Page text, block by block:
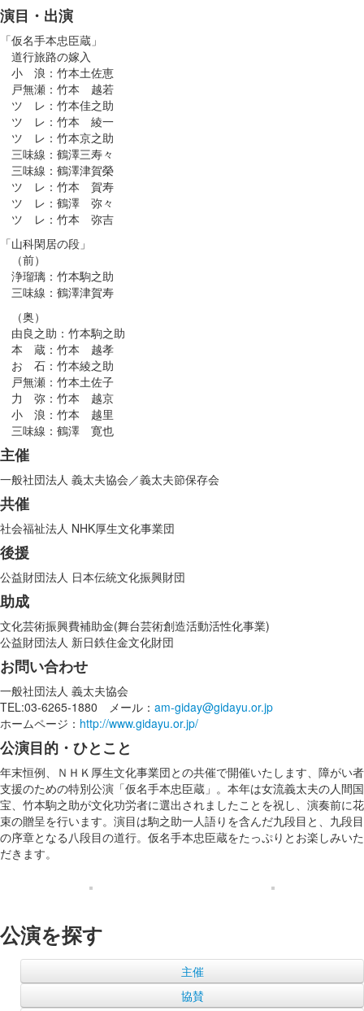
演目・出演
「仮名手本忠臣蔵」
道行旅路の嫁入
小 浪：竹本土佐恵
戸無瀬：竹本 越若
ツ レ：竹本佳之助
ツ レ：竹本 綾一
ツ レ：竹本京之助
三味線：鶴澤三寿々
三味線：鶴澤津賀榮
ツ レ：竹本 賀寿
ツ レ：鶴澤 弥々
ツ レ：竹本 弥吉
「山科閑居の段」
（前）
浄瑠璃：竹本駒之助
三味線：鶴澤津賀寿
（奥）
由良之助：竹本駒之助
本 蔵：竹本 越孝
お 石：竹本綾之助
戸無瀬：竹本土佐子
力 弥：竹本 越京
小 浪：竹本 越里
三味線：鶴澤 寛也
主催
一般社団法人 義太夫協会／義太夫節保存会
共催
社会福祉法人 NHK厚生文化事業団
後援
公益財団法人 日本伝統文化振興財団
助成
文化芸術振興費補助金(舞台芸術創造活動活性化事業)
公益財団法人 新日鉄住金文化財団
お問い合わせ
一般社団法人 義太夫協会
TEL:03-6265-1880 メール： am-giday@gidayu.or.jp
ホームページ： http://www.gidayu.or.jp/
公演目的・ひとこと
年末恒例、ＮＨＫ厚生文化事業団との共催で開催いたします、障がい者
支援のための特別公演「仮名手本忠臣蔵」。本年は女流義太夫の人間国
宝、竹本駒之助が文化功労者に選出されましたことを祝し、演奏前に花
束の贈呈を行います。演目は駒之助一人語りを含んだ九段目と、九段目
の序章となる八段目の道行。仮名手本忠臣蔵をたっぷりとお楽しみいた
だきます。
公演を探す
主催
協賛